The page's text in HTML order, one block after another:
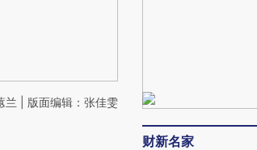
兰 | 版面编辑：张佳雯
财新名家